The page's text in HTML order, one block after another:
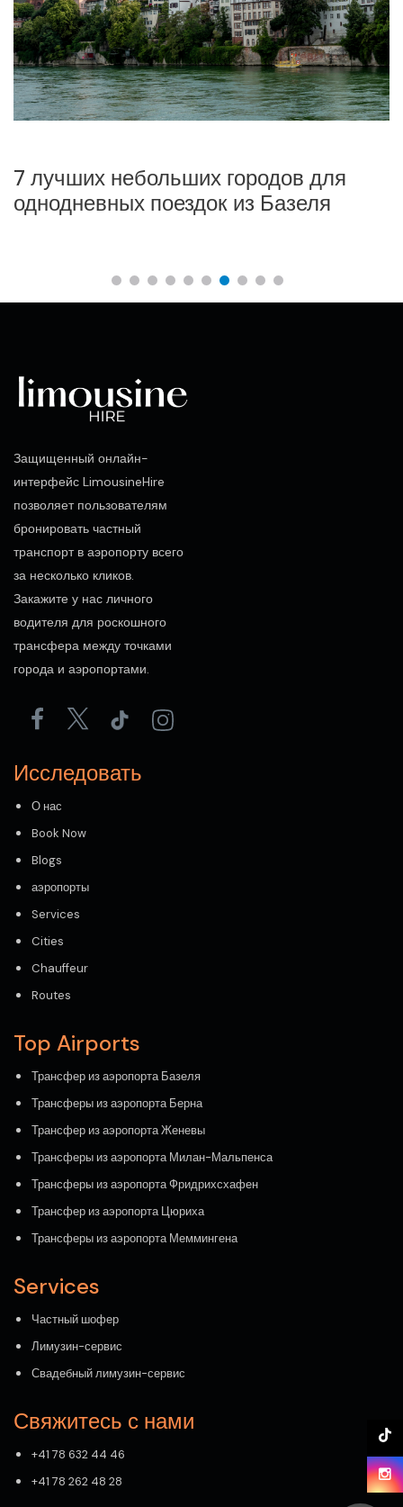
7 лучших небольших городов для
однодневных поездок из Базеля
Защищенный онлайн-
интерфейс LimousineHire
позволяет пользователям
бронировать частный
транспорт в аэропорту всего
за несколько кликов.
Закажите у нас личного
водителя для роскошного
трансфера между точками
города и аэропортами.
Исследовать
О нас
Book Now
Blogs
аэропорты
Services
Cities
Chauffeur
Routes
Top Airports
Трансфер из аэропорта Базеля
Трансферы из аэропорта Берна
Трансфер из аэропорта Женевы
Трансферы из аэропорта Милан-Мальпенса
Трансферы из аэропорта Фридрихсхафен
Трансфер из аэропорта Цюриха
Трансферы из аэропорта Меммингена
Services
Частный шофер
Лимузин-сервис
Свадебный лимузин-сервис
Свяжитесь с нами
+41 78 632 44 46
+41 78 262 48 28